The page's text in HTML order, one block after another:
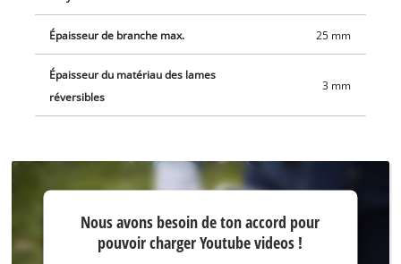
possible d’éliminer facilement les bourrages pour que les trois
lames réversibles en acier spécial puissent à nouveau broyer
surcharges et garantit la sécurité pendant le fonctionnement
de l’appareil. Le broyeur de végétaux sans fil REDAXXO 36/25
Épaisseur de branche max. 25 mm
Épaisseur du matériau des lames
réversibles
3 mm
besoin
Nous avons besoin de ton accord pour
pouvoir charger Youtube videos !